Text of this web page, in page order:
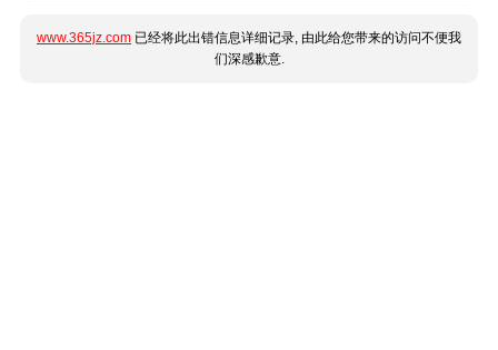
www.365jz.com 已经将此出错信息详细记录, 由此给您带来的访问不便我
们深感歉意.